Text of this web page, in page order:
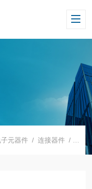
子元器件 /连接器件 / 测试插座5253-58 5254-58 Azimuth